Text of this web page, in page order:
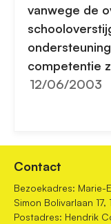
vanwege de
competentie
12/06/2003
Contact
Bezoekadres: Marie-
Simon Bolivarlaan
Postadres: Hendrik